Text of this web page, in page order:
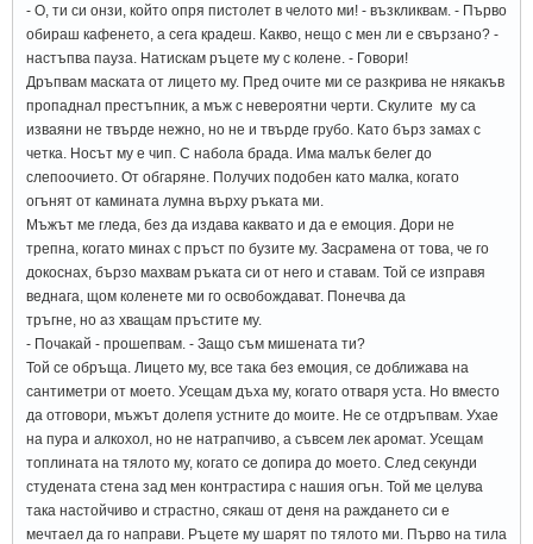
- О, ти си онзи, който опря пистолет в челото ми! - възкликвам. - Първо
обираш кафенето, а сега крадеш. Какво, нещо с мен ли е свързано? -
настъпва пауза. Натискам ръцете му с колене. - Говори!
Дръпвам маската от лицето му. Пред очите ми се разкрива не някакъв
пропаднал престъпник, а мъж с невероятни черти. Скулите му са
изваяни не твърде нежно, но не и твърде грубо. Като бърз замах с
четка. Носът му е чип. С набола брада. Има малък белег до
слепоочието. От обгаряне. Получих подобен като малка, когато
огънят от камината лумна върху ръката ми.
Мъжът ме гледа, без да издава каквато и да е емоция. Дори не
трепна, когато минах с пръст по бузите му. Засрамена от това, че го
докоснах, бързо махвам ръката си от него и ставам. Той се изправя
веднага, щом коленете ми го освобождават. Понечва да
тръгне, но аз хващам пръстите му.
- Почакай - прошепвам. - Защо съм мишената ти?
Той се обръща. Лицето му, все така без емоция, се доближава на
сантиметри от моето. Усещам дъха му, когато отваря уста. Но вместо
да отговори, мъжът долепя устните до моите. Не се отдръпвам. Ухае
на пура и алкохол, но не натрапчиво, а съвсем лек аромат. Усещам
топлината на тялото му, когато се допира до моето. След секунди
студената стена зад мен контрастира с нашия огън. Той ме целува
така настойчиво и страстно, сякаш от деня на раждането си е
мечтаел да го направи. Ръцете му шарят по тялото ми. Първо на тила